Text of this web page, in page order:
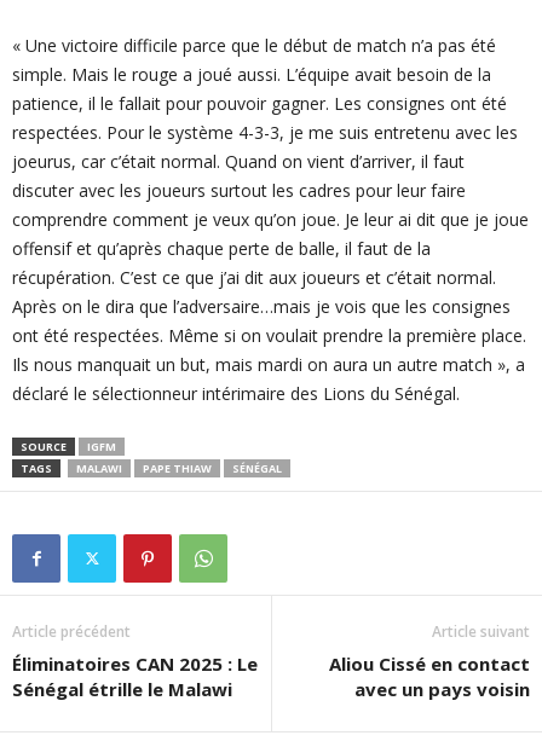
« Une victoire difficile parce que le début de match n’a pas été
simple. Mais le rouge a joué aussi. L’équipe avait besoin de la
patience, il le fallait pour pouvoir gagner. Les consignes ont été
respectées. Pour le système 4-3-3, je me suis entretenu avec les
joeurus, car c’était normal. Quand on vient d’arriver, il faut
discuter avec les joueurs surtout les cadres pour leur faire
comprendre comment je veux qu’on joue. Je leur ai dit que je joue
offensif et qu’après chaque perte de balle, il faut de la
récupération. C’est ce que j’ai dit aux joueurs et c’était normal.
Après on le dira que l’adversaire…mais je vois que les consignes
ont été respectées. Même si on voulait prendre la première place.
Ils nous manquait un but, mais mardi on aura un autre match », a
déclaré le sélectionneur intérimaire des Lions du Sénégal.
SOURCE
IGFM
TAGS
MALAWI PAPE THIAW SÉNÉGAL
Article précédent
Éliminatoires CAN 2025 : Le
Sénégal étrille le Malawi
Article suivant
Aliou Cissé en contact
avec un pays voisin